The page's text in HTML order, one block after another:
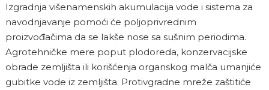
Izgradnja višenamenskih akumulacija vode i sistema za
navodnjavanje pomoći će poljoprivrednim
proizvođačima da se lakše nose sa sušnim periodima.
Agrotehničke mere poput plodoreda, konzervacijske
obrade zemljišta ili korišćenja organskog malča umanjiće
gubitke vode iz zemljišta. Protivgradne mreže zaštitiće